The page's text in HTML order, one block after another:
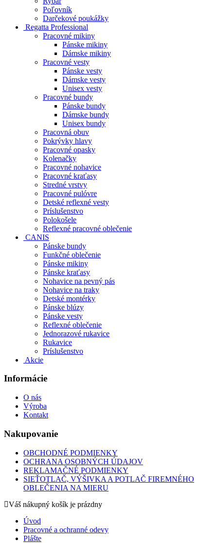
Poľovník
Darčekové poukážky
Regatta Professional
Pracovné mikiny
Pánske mikiny
Dámske mikiny
Pracovné vesty
Pánske vesty
Dámske vesty
Unisex vesty
Pracovné bundy
Pánske bundy
Dámske bundy
Unisex bundy
Pracovná obuv
Pokrývky hlavy
Pracovné opasky
Kolenačky
Pracovné nohavice
Pracovné kraťasy
Stredné vrstvy
Pracovné pulóvre
Detské reflexné vesty
Príslušenstvo
Polokošele
Reflexné pracovné oblečenie
CANIS
Pánske bundy
Funkčné oblečenie
Pánske mikiny
Pánske kraťasy
Nohavice na pevný pás
Nohavice na traky
Detské montérky
Pánske blúzy
Pánske vesty
Reflexné oblečenie
Jednorazové rukavice
Rukavice
Príslušenstvo
Akcie
Informácie
O nás
Výroba
Kontakt
Nakupovanie
OBCHODNÉ PODMIENKY
OCHRANA OSOBNÝCH ÚDAJOV
REKLAMAČNÉ PODMIENKY
SIEŤOTLAČ, VÝŠIVKA A POTLAČ FIREMNÉHO
OBLEČENIA NA MIERU
Váš nákupný košík je prázdny
Úvod
Pracovné a ochranné odevy
Plášte